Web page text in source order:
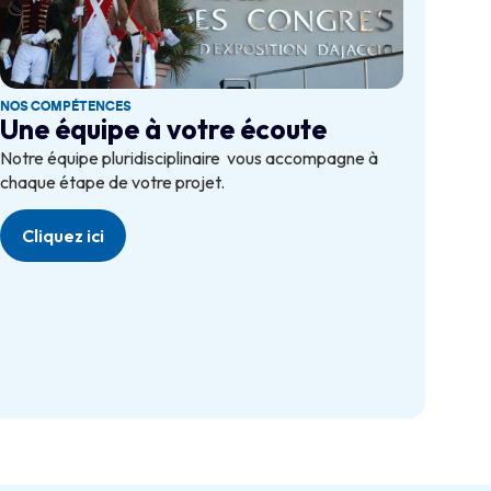
NOS COMPÉTENCES
Une équipe à votre écoute
Notre équipe pluridisciplinaire vous accompagne à
chaque étape de votre projet.
Cliquez ici